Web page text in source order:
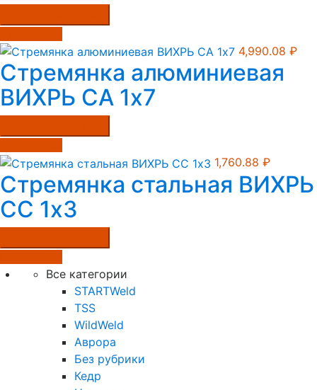
4,990.08 ₽
Стремянка алюминиевая
ВИХРЬ СА 1х7
1,760.88 ₽
Стремянка стальная ВИХРЬ
СС 1х3
Все категории
STARTWeld
TSS
WildWeld
Аврора
Без рубрики
Кедр